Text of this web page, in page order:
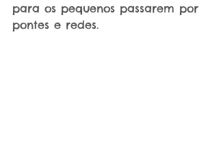
para os pequenos passarem por
pontes e redes.